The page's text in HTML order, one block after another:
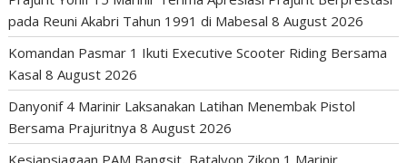
pada Reuni Akabri Tahun 1991 di Mabesal 8 August 2026
Komandan Pasmar 1 Ikuti Executive Scooter Riding Bersama
Kasal 8 August 2026
Danyonif 4 Marinir Laksanakan Latihan Menembak Pistol
Bersama Prajuritnya 8 August 2026
Kesiapsiagaan PAM Bangsit, Batalyon Zikon 1 Marinir